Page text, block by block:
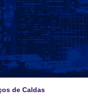
de Caldas